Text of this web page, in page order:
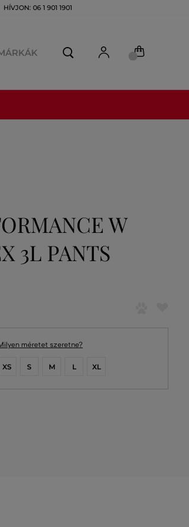
HÍVJON: 06 1 901 1901
W
3L PANTS
méretet szeretne?
XS S M L XL